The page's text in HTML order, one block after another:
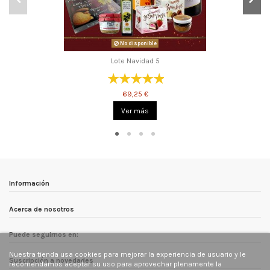
No disponible
Lote Navidad 5
69,25 €
Ver más
Información
Acerca de nosotros
Nuestra tienda usa cookies para mejorar la experiencia de usuario y le
recomendamos aceptar su uso para aprovechar plenamente la
Puede seguirnos en:
Suscripción a novedades